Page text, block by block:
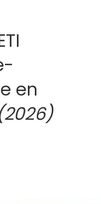
en